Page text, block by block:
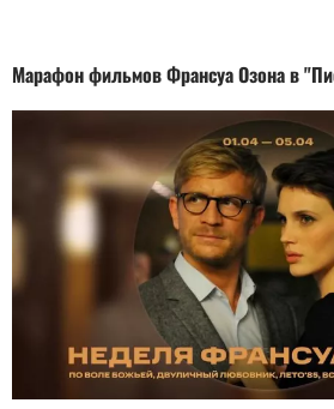
Марафон фильмов Франсуа Озона в